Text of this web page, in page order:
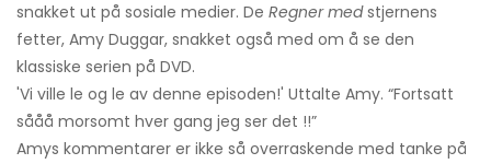
snakket ut på sosiale medier. De Regner medstjernens
fetter, Amy Duggar, snakket også med om å se den
klassiske serien på DVD.
'Vi ville le og le av denne episoden!' Uttalte Amy. “Fortsatt
sååå morsomt hver gang jeg ser det !!”
Amys kommentarer er ikke så overraskende med tanke på